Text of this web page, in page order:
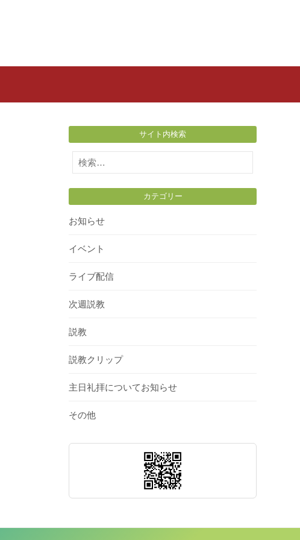
サイト内検索
検
索:
カテゴリー
お知らせ
イベント
ライブ配信
次週説教
説教
説教クリップ
主日礼拝についてお知らせ
その他